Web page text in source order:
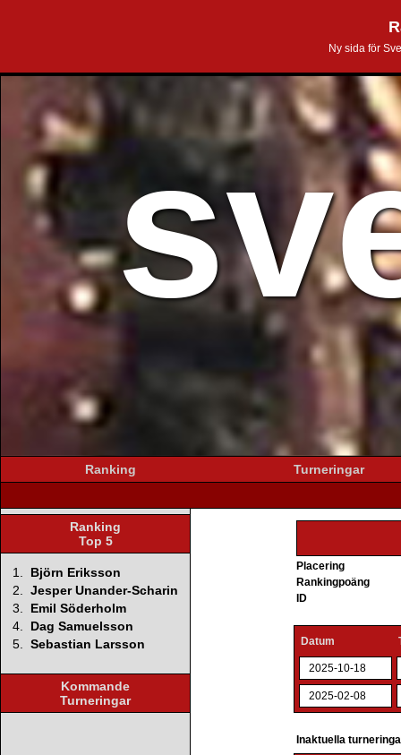
Ny sida för
Ranking Turneringar
Ranking
Top 5
1.
Björn Eriksson
2. Jesper Unander-Scharin
3.
Emil Söderholm
4.
Dag Samuelsson
5. Sebastian Larsson
Kommande
Turneringar
Placering
Rankingpoäng
ID
Datum
2025-10-18
2025-02-08
Inaktuella